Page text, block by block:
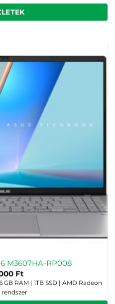
M3607HA-RP008
Ft
GB RAM | 1TB SSD | AMD Radeon
rendszer